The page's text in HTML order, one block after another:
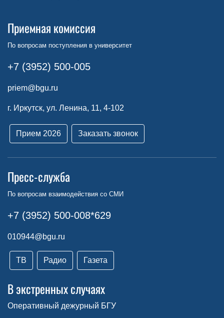
Приемная комиссия
По вопросам поступления в университет
+7 (3952) 500-005
priem@bgu.ru
г. Иркутск, ул. Ленина, 11, 4-102
Прием 2026 Заказать звонок
Пресс-служба
По вопросам взаимодействия со СМИ
+7 (3952) 500-008*629
010944@bgu.ru
ТВ Радио Газета
В экстренных случаях
Оперативный дежурный БГУ